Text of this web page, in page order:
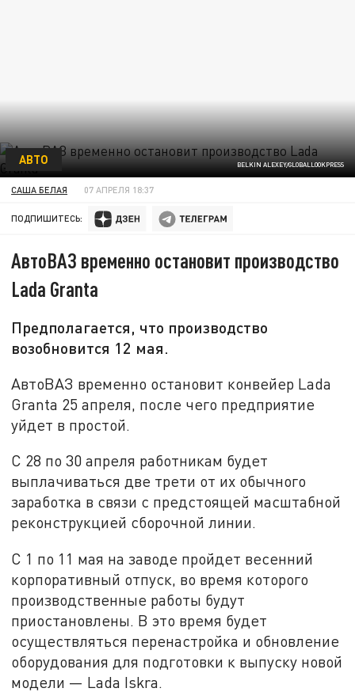
BELKIN ALEXEY/GLOBALLOOKPRESS
АВТО
САША БЕЛАЯ 07 АПРЕЛЯ 18:37
ПОДПИШИТЕСЬ:
АвтоВАЗ временно остановит производство
Lada Granta
Предполагается, что производство
возобновится 12 мая.
АвтоВАЗ временно остановит конвейер Lada
Granta 25 апреля, после чего предприятие
уйдет в простой.
С 28 по 30 апреля работникам будет
выплачиваться две трети от их обычного
заработка в связи с предстоящей масштабной
реконструкцией сборочной линии.
С 1 по 11 мая на заводе пройдет весенний
корпоративный отпуск, во время которого
производственные работы будут
приостановлены. В это время будет
осуществляться перенастройка и обновление
оборудования для подготовки к выпуску новой
модели — Lada Iskra.